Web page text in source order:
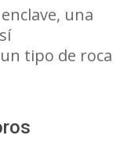
una
tipo de roca